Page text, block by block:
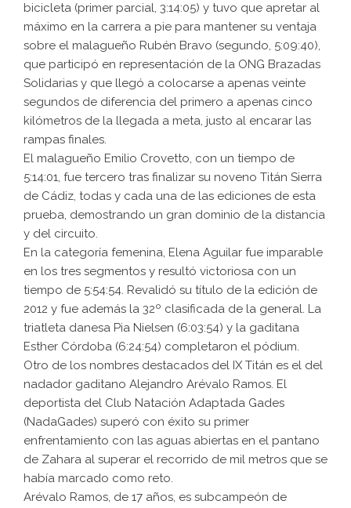
bicicleta (primer parcial, 3:14:05) y tuvo que apretar al
máximo en la carrera a pie para mantener su ventaja
sobre el malagueño Rubén Bravo (segundo, 5:09:40),
que participó en representación de la ONG Brazadas
Solidarias y que llegó a colocarse a apenas veinte
segundos de diferencia del primero a apenas cinco
kilómetros de la llegada a meta, justo al encarar las
rampas finales.
El malagueño Emilio Crovetto, con un tiempo de
5:14:01, fue tercero tras finalizar su noveno Titán Sierra
de Cádiz, todas y cada una de las ediciones de esta
prueba, demostrando un gran dominio de la distancia
y del circuito.
En la categoría femenina, Elena Aguilar fue imparable
en los tres segmentos y resultó victoriosa con un
tiempo de 5:54:54. Revalidó su título de la edición de
2012 y fue además la 32º clasificada de la general. La
triatleta danesa Pia Nielsen (6:03:54) y la gaditana
Esther Córdoba (6:24:54) completaron el pódium.
Otro de los nombres destacados del IX Titán es el del
nadador gaditano Alejandro Arévalo Ramos. El
deportista del Club Natación Adaptada Gades
(NadaGades) superó con éxito su primer
enfrentamiento con las aguas abiertas en el pantano
de Zahara al superar el recorrido de mil metros que se
había marcado como reto.
Arévalo Ramos, de 17 años, es subcampeón de